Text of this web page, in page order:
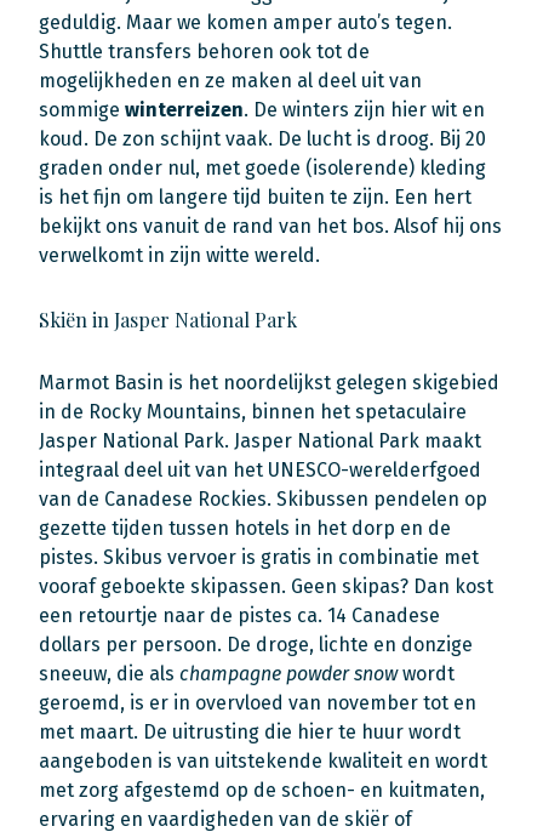
geduldig. Maar we komen amper auto’s tegen.
Shuttle transfers behoren ook tot de
mogelijkheden en ze maken al deel uit van
sommige winterreizen. De winters zijn hier wit en
koud. De zon schijnt vaak. De lucht is droog. Bij 20
graden onder nul, met goede (isolerende) kleding
is het fijn om langere tijd buiten te zijn. Een hert
bekijkt ons vanuit de rand van het bos. Alsof hij ons
verwelkomt in zijn witte wereld.
Skiën in Jasper National Park
Marmot Basin is het noordelijkst gelegen skigebied
in de Rocky Mountains, binnen het spetaculaire
Jasper National Park. Jasper National Park maakt
integraal deel uit van het UNESCO-werelderfgoed
van de Canadese Rockies. Skibussen pendelen op
gezette tijden tussen hotels in het dorp en de
pistes. Skibus vervoer is gratis in combinatie met
vooraf geboekte skipassen. Geen skipas? Dan kost
een retourtje naar de pistes ca. 14 Canadese
dollars per persoon. De droge, lichte en donzige
sneeuw, die als champagne powder snowwordt
geroemd, is er in overvloed van november tot en
met maart. De uitrusting die hier te huur wordt
aangeboden is van uitstekende kwaliteit en wordt
met zorg afgestemd op de schoen- en kuitmaten,
ervaring en vaardigheden van de skiër of